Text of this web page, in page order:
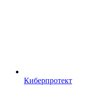
Киберпротект